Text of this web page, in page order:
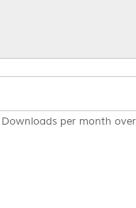
Downloads per month